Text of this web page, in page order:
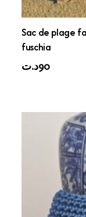
Sac de plage
fuschia
90د.ت